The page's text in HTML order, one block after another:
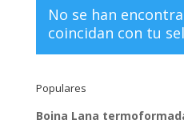
No se han
coincidan con tu
Populares
Boina Lana